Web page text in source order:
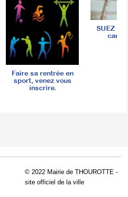
Faire sa rentrée en
sport, venez vous
inscrire.
SUEZ -
© 2022 Mairie de THOUROTTE -
site officiel de la ville